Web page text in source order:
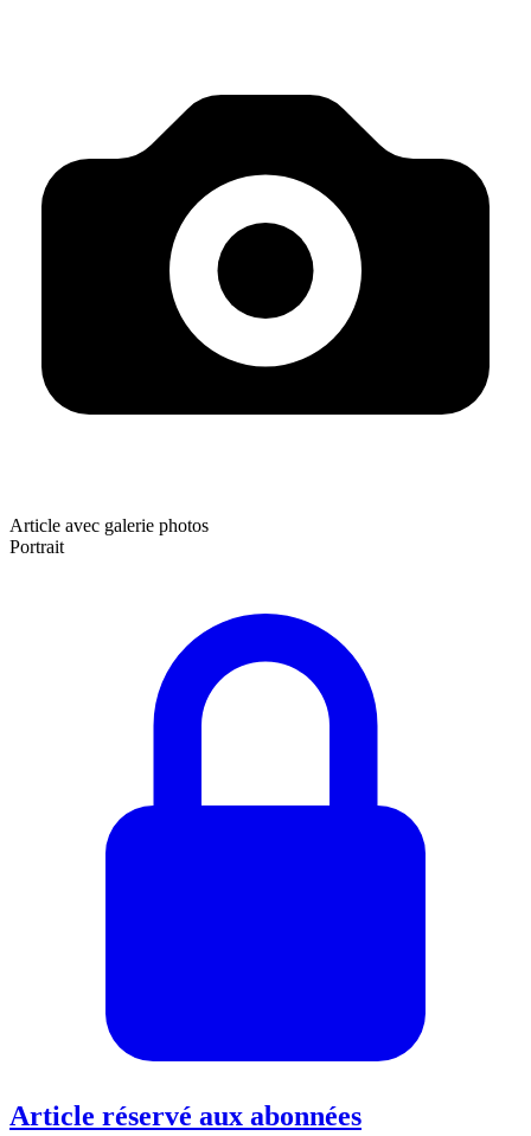
Article avec galerie photos
Portrait
Article réservé aux abonnées